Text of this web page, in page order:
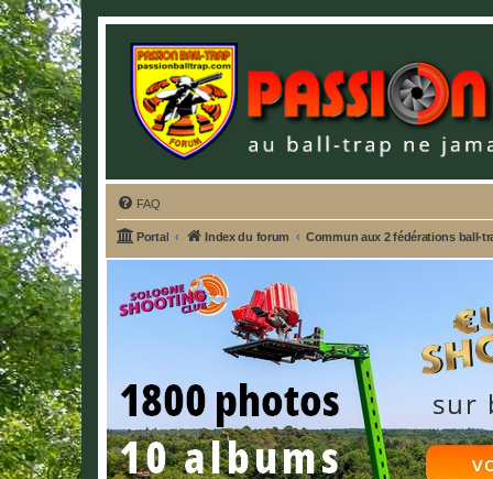
FAQ
Portal Index du forum Commun aux 2 fédérations ball-